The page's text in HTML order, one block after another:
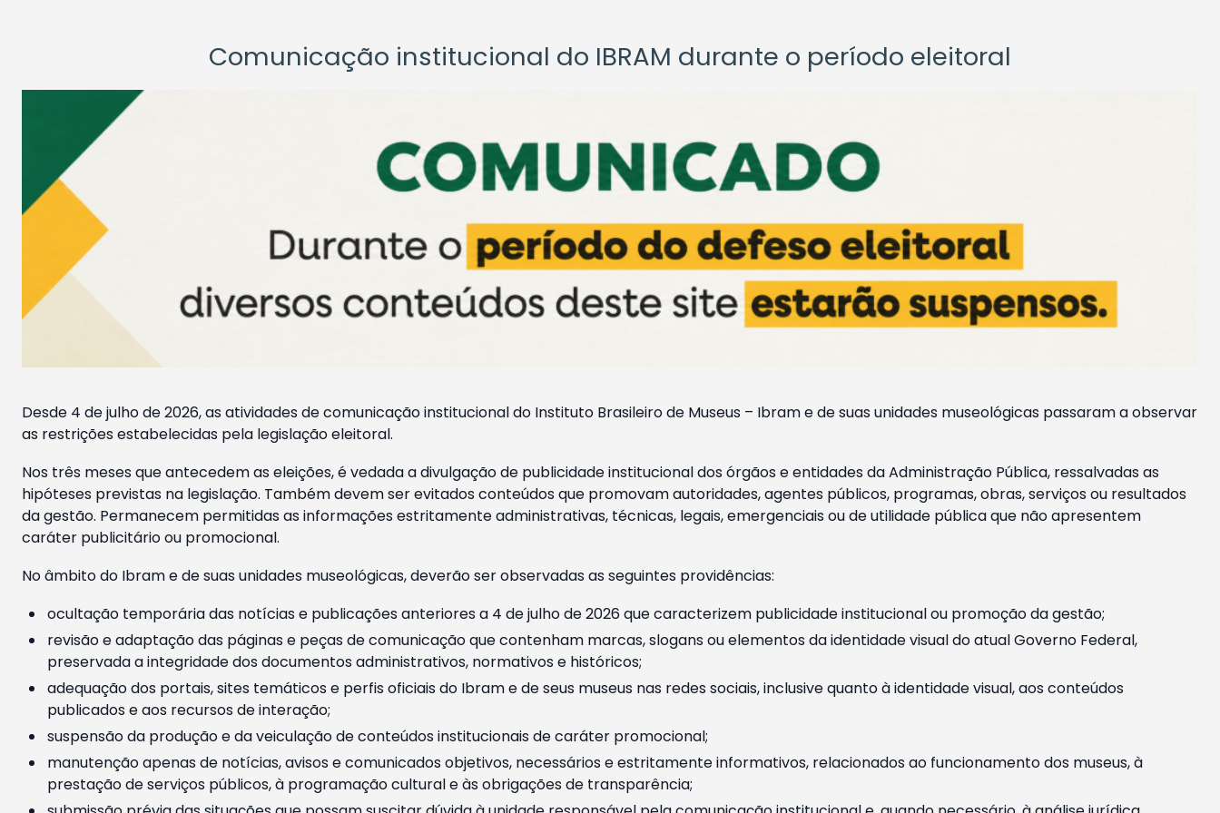
Comunicação institucional do IBRAM durante o período eleitoral
Desde 4 de julho de 2026, as atividades de comunicação institucional do Instituto Brasileiro de Museus – Ibram e de suas unidades museológicas passaram a observar
as restrições estabelecidas pela legislação eleitoral.
Nos três meses que antecedem as eleições, é vedada a divulgação de publicidade institucional dos órgãos e entidades da Administração Pública, ressalvadas as
hipóteses previstas na legislação. Também devem ser evitados conteúdos que promovam autoridades, agentes públicos, programas, obras, serviços ou resultados
da gestão. Permanecem permitidas as informações estritamente administrativas, técnicas, legais, emergenciais ou de utilidade pública que não apresentem
caráter publicitário ou promocional.
No âmbito do Ibram e de suas unidades museológicas, deverão ser observadas as seguintes providências:
ocultação temporária das notícias e publicações anteriores a 4 de julho de 2026 que caracterizem publicidade institucional ou promoção da gestão;
revisão e adaptação das páginas e peças de comunicação que contenham marcas, slogans ou elementos da identidade visual do atual Governo Federal,
preservada a integridade dos documentos administrativos, normativos e históricos;
adequação dos portais, sites temáticos e perfis oficiais do Ibram e de seus museus nas redes sociais, inclusive quanto à identidade visual, aos conteúdos
publicados e aos recursos de interação;
suspensão da produção e da veiculação de conteúdos institucionais de caráter promocional;
manutenção apenas de notícias, avisos e comunicados objetivos, necessários e estritamente informativos, relacionados ao funcionamento dos museus, à
prestação de serviços públicos, à programação cultural e às obrigações de transparência;